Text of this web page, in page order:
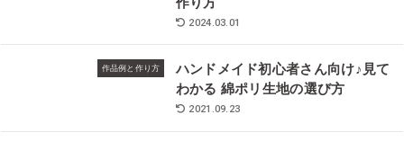
2024.03.01
作品例と作り方
ハンドメイド初心者さん向け♪見て
わかる 綿ポリ生地の選び方
2021.09.23